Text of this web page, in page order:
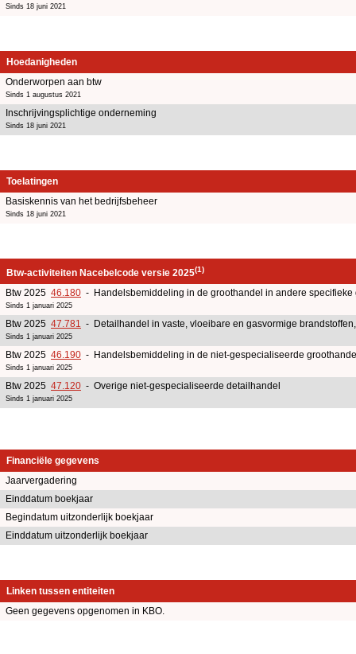
Sinds 18 juni 2021
Hoedanigheden
Onderworpen aan btw
Sinds 1 augustus 2021
Inschrijvingsplichtige onderneming
Sinds 18 juni 2021
Toelatingen
Basiskennis van het bedrijfsbeheer
Sinds 18 juni 2021
Btw-activiteiten Nacebelcode versie 2025(1)
Btw 2025 46.180 - Handelsbemiddeling in de groothandel in andere specifieke
Sinds 1 januari 2025
Btw 2025 47.781 - Detailhandel in vaste, vloeibare en gasvormige
Sinds 1 januari 2025
Btw 2025 46.190 - Handelsbemiddeling in de niet-gespecialiseerde
Sinds 1 januari 2025
Btw 2025 47.120 - Overige niet-gespecialiseerde detailhandel
Sinds 1 januari 2025
Financiële gegevens
Jaarvergadering
Einddatum boekjaar
Begindatum uitzonderlijk boekjaar
Einddatum uitzonderlijk boekjaar
Linken tussen entiteiten
Geen gegevens opgenomen in KBO.